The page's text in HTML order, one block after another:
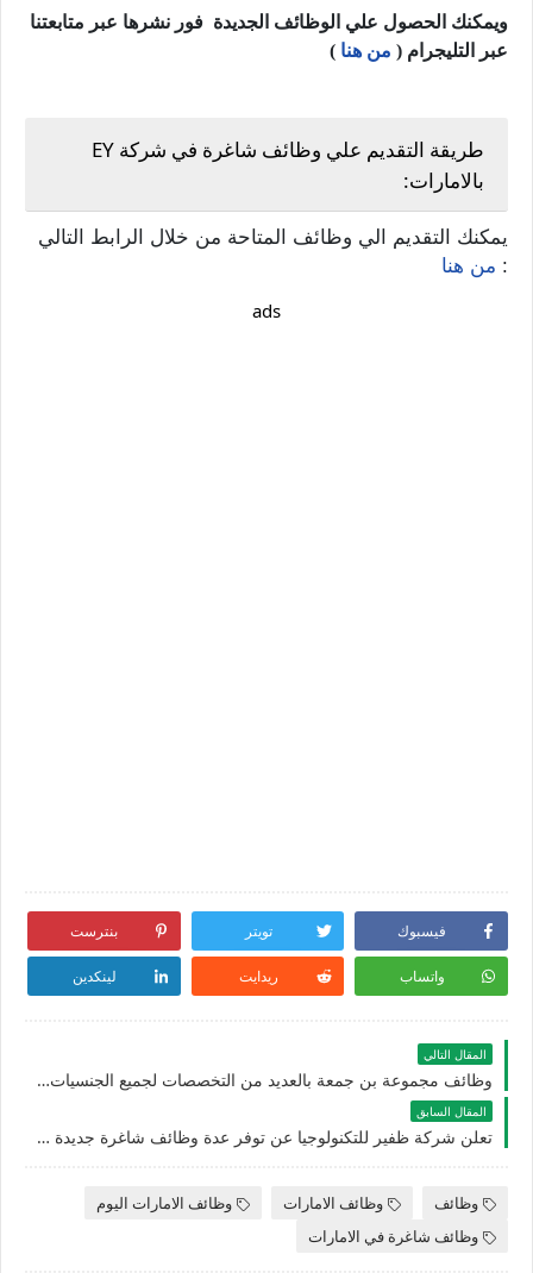
ويمكنك الحصول علي الوظائف الجديدة فور نشرها عبر متابعتنا
عبر التليجرام ( من هنا )
طريقة التقديم علي وظائف شاغرة في شركة EY
بالامارات:
يمكنك التقديم الي وظائف المتاحة من خلال الرابط التالي
: من هنا
ads
فيسبوك تويتر بنترست
واتساب ريدايت لينكدين
المقال التالي
وظائف مجموعة بن جمعة بالعديد من التخصصات لجميع الجنسيات للوافدين والمقيمين في الامارات
المقال السابق
تعلن شركة ظفير للتكنولوجيا عن توفر عدة وظائف شاغرة جديدة في مختلف التخصصات للوافدين والمقيمين بالامارات
وظائف وظائف الامارات
وظائف الامارات اليوم
وظائف شاغرة في الامارات